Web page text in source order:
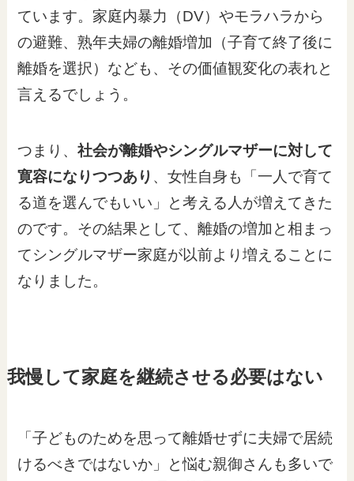
ています。家庭内暴力（DV）やモラハラから
の避難、熟年夫婦の離婚増加（子育て終了後に
離婚を選択）なども、その価値観変化の表れと
言えるでしょう。
つまり、社会が離婚やシングルマザーに対して
寛容になりつつあり 、女性自身も「一人で育て
る道を選んでもいい」と考える人が増えてきた
のです。その結果として、離婚の増加と相まっ
てシングルマザー家庭が以前より増えることに
なりました。
我慢して家庭を継続させる必要はない
「子どものためを思って離婚せずに夫婦で居続
けるべきではないか」と悩む親御さんも多いで